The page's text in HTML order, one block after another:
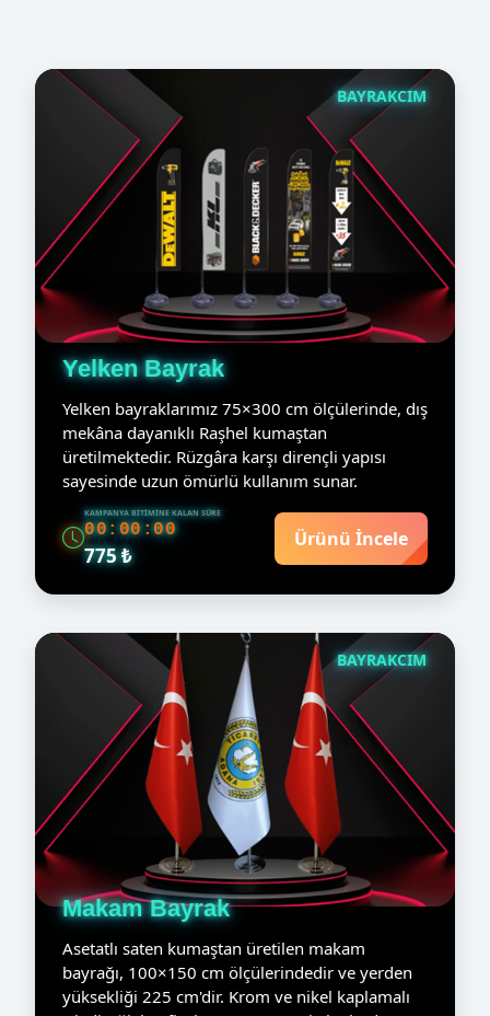
BAYRAKCIM
Yelken Bayrak
Yelken bayraklarımız 75×300 cm ölçülerinde, dış
mekâna dayanıklı Raşhel kumaştan
üretilmektedir. Rüzgâra karşı dirençli yapısı
sayesinde uzun ömürlü kullanım sunar.
KAMPANYA BITIMINE KALAN SÜRE
00:00:00
775 ₺
Ürünü İncele
BAYRAKCIM
Makam Bayrak
Asetatlı saten kumaştan üretilen makam
bayrağı, 100×150 cm ölçülerindedir ve yerden
yüksekliği 225 cm'dir. Krom ve nikel kaplamalı